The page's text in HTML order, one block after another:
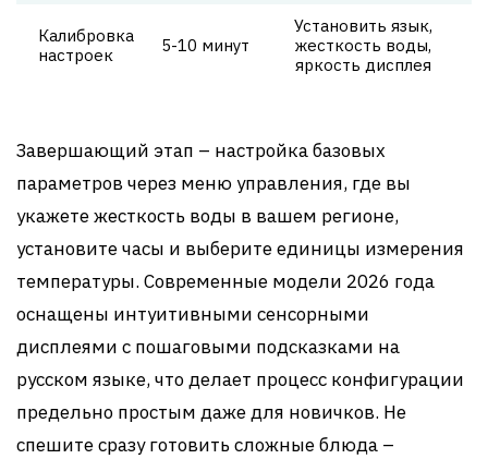
Калибровка
настроек
5-10 минут
Установить язык,
жесткость воды,
яркость дисплея
Завершающий этап – настройка базовых
параметров через меню управления, где вы
укажете жесткость воды в вашем регионе,
установите часы и выберите единицы измерения
температуры. Современные модели 2026 года
оснащены интуитивными сенсорными
дисплеями с пошаговыми подсказками на
русском языке, что делает процесс конфигурации
предельно простым даже для новичков. Не
спешите сразу готовить сложные блюда –